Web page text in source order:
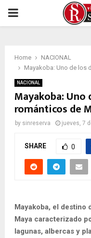
PRIMARY
Home
NACIONAL
Mayakoba: Uno de los
NACIONAL
Mayakoba:
románticos de
by sinreserva jueves, 7
SHARE 0
Mayakoba, el destino
Maya caracterizado
lagunas, albercas y